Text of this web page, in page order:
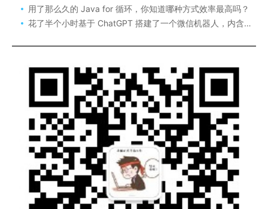
用了那么久的 Java for 循环，你知道哪种方式效率最高吗？
花了半个小时基于 ChatGPT 搭建了一个微信机器人，内含详细搭建流程